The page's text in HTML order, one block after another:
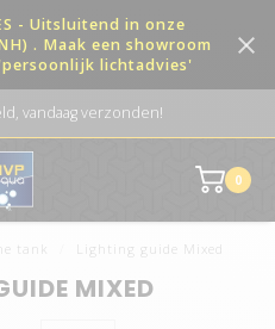
- Uitsluitend in onze
. Maak een showroom
lichtadvies'
vandaag verzonden!
0
tank Lighting guide Mixed
MIXED